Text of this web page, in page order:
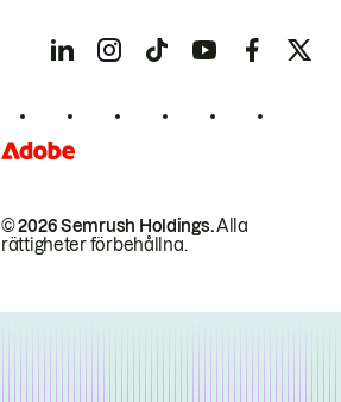
© 2026 Semrush Holdings.Alla
rättigheter förbehållna.